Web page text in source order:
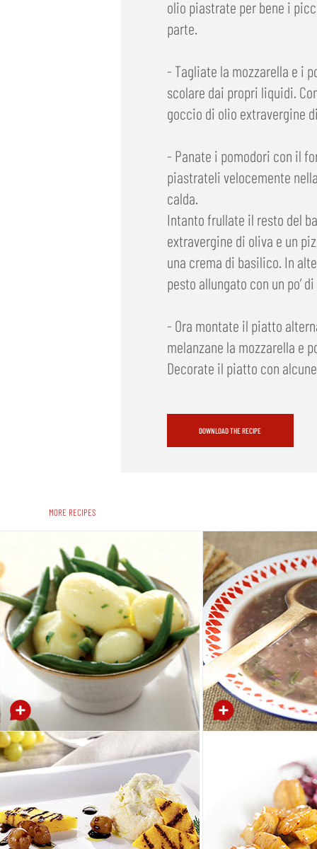
olio piastrate per bene i
parte.
- Tagliate la mozzarella e i
scolare dai propri liquidi.
goccio di olio extravergine
- Panate i pomodori con il
piastrateli velocemente
calda.
Intanto frullate il resto del
extravergine di oliva e un
una crema di basilico. In
pesto allungato con un po’
- Ora montate il piatto
melanzane la mozzarella e
Decorate il piatto con
DOWNLOAD THE RECIPE
MORE RECIPES